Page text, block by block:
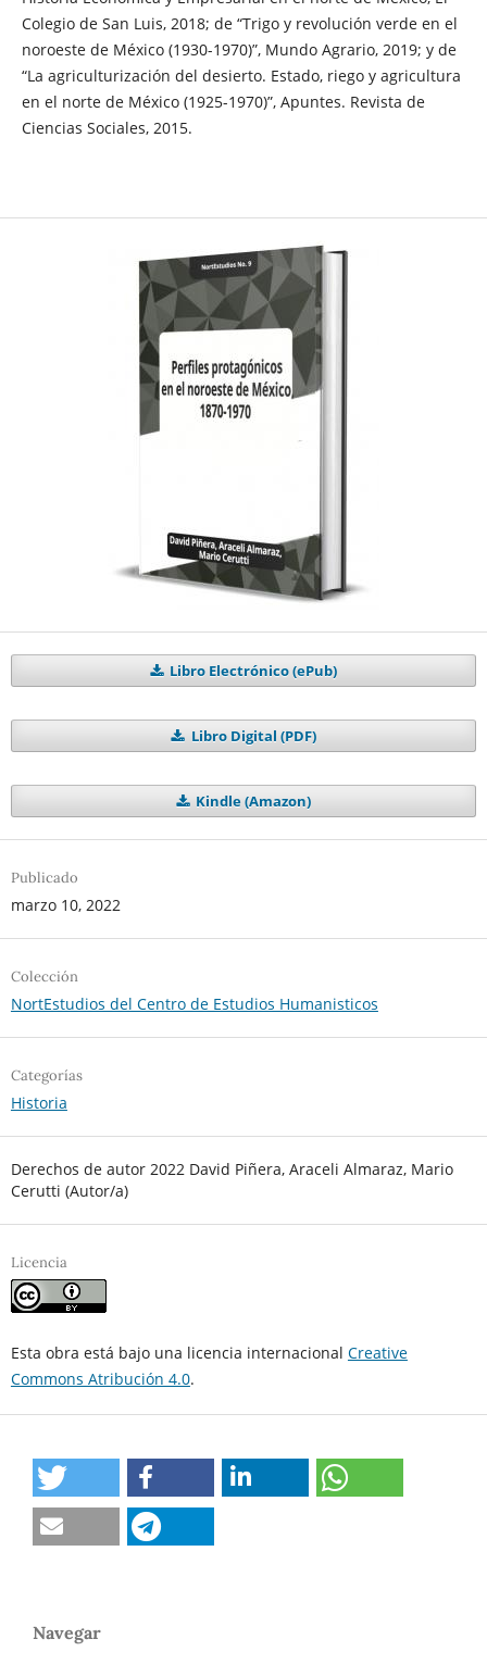
Colegio de San Luis, 2018; de “Trigo y revolución verde en el
noroeste de México (1930-1970)”, Mundo Agrario, 2019; y de
“La agriculturización del desierto. Estado, riego y agricultura
en el norte de México (1925-1970)”, Apuntes. Revista de
Ciencias Sociales, 2015.
Libro Electrónico (ePub)
Libro Digital (PDF)
Kindle (Amazon)
Publicado
marzo 10, 2022
Colección
NortEstudios del Centro de Estudios Humanisticos
Categorías
Historia
Derechos de autor 2022 David Piñera, Araceli Almaraz, Mario
Cerutti (Autor/a)
Licencia
Esta obra está bajo una licencia internacional Creative
Commons Atribución 4.0.
Navegar